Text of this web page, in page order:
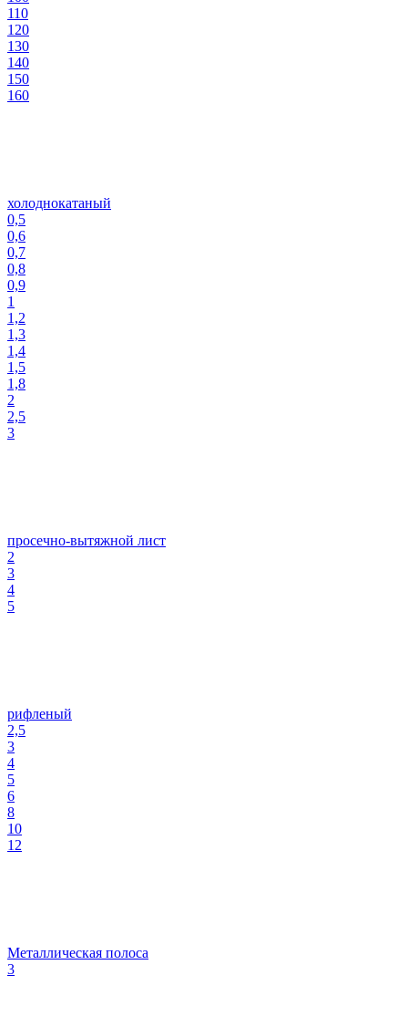
110
120
130
140
150
160
холоднокатаный
0,5
0,6
0,7
0,8
0,9
1
1,2
1,3
1,4
1,5
1,8
2
2,5
3
просечно-вытяжной лист
2
3
4
5
рифленый
2,5
3
4
5
6
8
10
12
Металлическая полоса
3